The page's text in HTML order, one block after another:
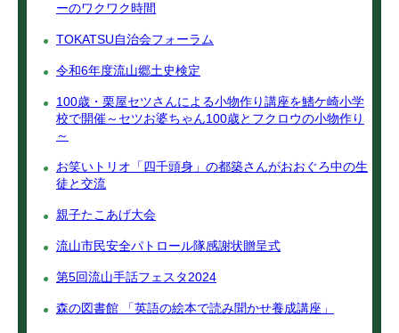
ーのワクワク時間
TOKATSU自治会フォーラム
令和6年度流山郷土史検定
100歳・栗屋セツさんによる小物作り講座を鰭ケ崎小学
校で開催～セツお婆ちゃん100歳とフクロウの小物作り
～
お笑いトリオ「四千頭身」の都築さんがおおぐろ中の生
徒と交流
親子たこあげ大会
流山市民安全パトロール隊感謝状贈呈式
第5回流山手話フェスタ2024
森の図書館 「英語の絵本で読み聞かせ養成講座」